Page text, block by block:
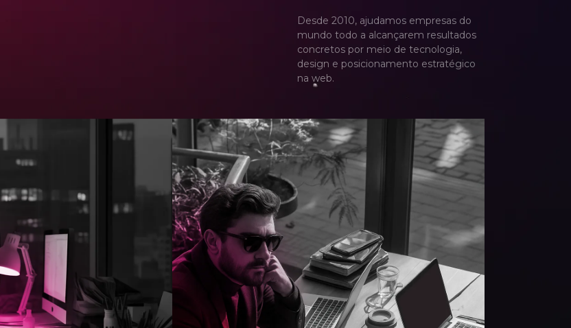
Desde 2010, ajudamos empresas do
mundo todo a alcançarem resultados
concretos por meio de tecnologia,
design e posicionamento estratégico
na web.
4
5
6
7
4
5
6
7
4
5
6
7
4
5
6
7
3
4
5
6
7
3
4
5
6
7